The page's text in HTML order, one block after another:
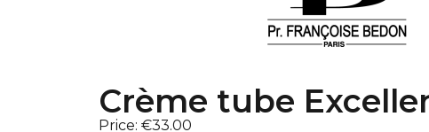
Crème tube
Price: €33.00